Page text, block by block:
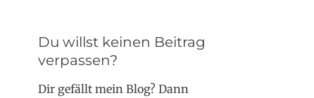
Du willst keinen Beitrag
verpassen?
Dir gefällt mein Blog? Dann